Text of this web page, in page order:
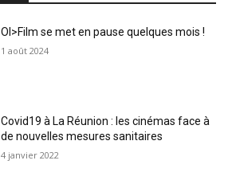
OI>Film se met en pause quelques mois !
1 août 2024
Covid19 à La Réunion : les cinémas face à
de nouvelles mesures sanitaires
4 janvier 2022